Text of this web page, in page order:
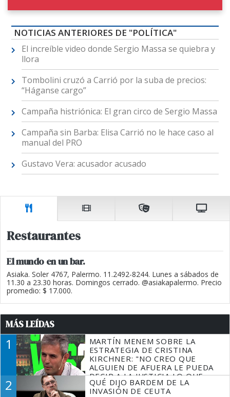
NOTICIAS ANTERIORES DE "POLÍTICA"
El increíble video donde Sergio Massa se quiebra y
llora
Tombolini cruzó a Carrió por la suba de precios:
“Háganse cargo”
Campaña histriónica: El gran circo de Sergio Massa
Campaña sin Barba: Elisa Carrió no le hace caso al
manual del PRO
Gustavo Vera: acusador acusado
Restaurantes
El mundo en un bar.
Asiaka. Soler 4767, Palermo. 11.2492-8244. Lunes a sábados de
11.30 a 23.30 horas. Domingos cerrado. @asiakapalermo. Precio
promedio: $ 17.000.
MÁS LEÍDAS
1
MARTÍN MENEM SOBRE LA
ESTRATEGIA DE CRISTINA
KIRCHNER: "NO CREO QUE
ALGUIEN DE AFUERA LE PUEDA
DECIR A LA JUSTICIA LO QUE
TIENE QUE HACER"
2
QUÉ DIJO BARDEM DE LA
INVASIÓN DE CEUTA